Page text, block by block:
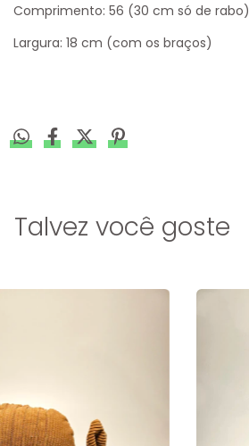
Comprimento: 56 (30 cm só de rabo)
Largura: 18 cm (com os braços)
Talvez você goste